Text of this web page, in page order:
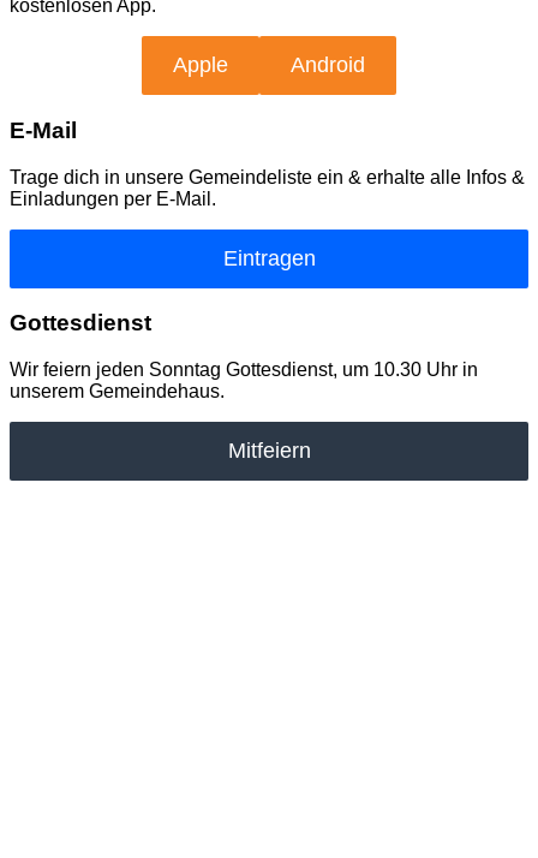
kostenlosen App.
Apple Android
E-Mail
Trage dich in unsere Gemeindeliste ein & erhalte alle Infos &
Einladungen per E-Mail.
Eintragen
Gottesdienst
Wir feiern jeden Sonntag Gottesdienst, um 10.30 Uhr in
unserem Gemeindehaus.
Mitfeiern